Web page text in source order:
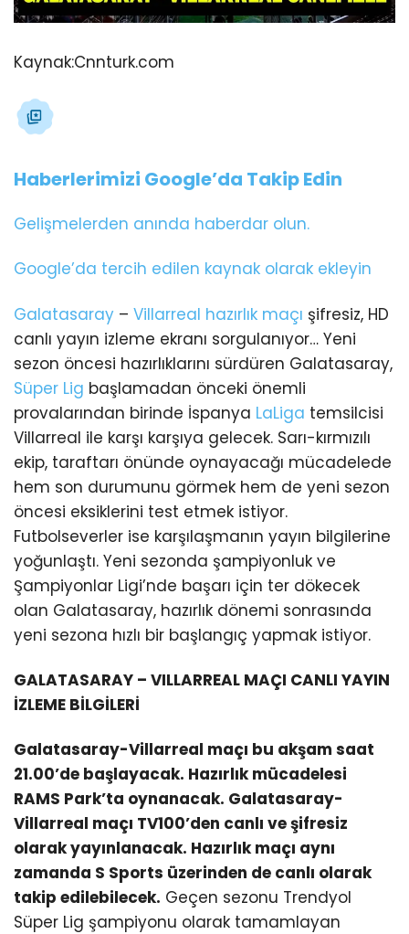
Kaynak:Cnnturk.com
Haberlerimizi Google’da Takip Edin
Gelişmelerden anında haberdar olun.
Google’da tercih edilen kaynak olarak ekleyin
Galatasaray – Villarreal hazırlık maçı şifresiz, HD
canlı yayın izleme ekranı sorgulanıyor… Yeni
sezon öncesi hazırlıklarını sürdüren Galatasaray,
Süper Lig başlamadan önceki önemli
provalarından birinde İspanya LaLiga temsilcisi
Villarreal ile karşı karşıya gelecek. Sarı-kırmızılı
ekip, taraftarı önünde oynayacağı mücadelede
hem son durumunu görmek hem de yeni sezon
öncesi eksiklerini test etmek istiyor.
Futbolseverler ise karşılaşmanın yayın bilgilerine
yoğunlaştı. Yeni sezonda şampiyonluk ve
Şampiyonlar Ligi’nde başarı için ter dökecek
olan Galatasaray, hazırlık dönemi sonrasında
yeni sezona hızlı bir başlangıç yapmak istiyor.
GALATASARAY – VILLARREAL MAÇI CANLI YAYIN
İZLEME BİLGİLERİ
Galatasaray-Villarreal maçı bu akşam saat
21.00’de başlayacak. Hazırlık mücadelesi
RAMS Park’ta oynanacak. Galatasaray-
Villarreal maçı TV100’den canlı ve şifresiz
olarak yayınlanacak. Hazırlık maçı aynı
zamanda S Sports üzerinden de canlı olarak
takip edilebilecek. Geçen sezonu Trendyol
Süper Lig şampiyonu olarak tamamlayan